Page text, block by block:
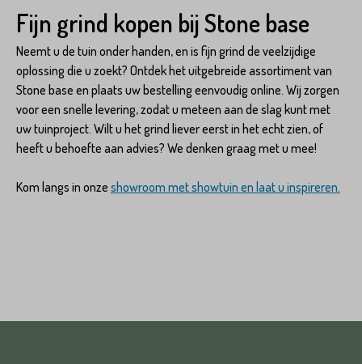
Fijn grind kopen bij Stone base
Neemt u de tuin onder handen, en is fijn grind de veelzijdige
oplossing die u zoekt? Ontdek het uitgebreide assortiment van
Stone base en plaats uw bestelling eenvoudig online. Wij zorgen
voor een snelle levering, zodat u meteen aan de slag kunt met
uw tuinproject. Wilt u het grind liever eerst in het echt zien, of
heeft u behoefte aan advies? We denken graag met u mee!
Kom langs in onze showroom met showtuin en laat u inspireren.